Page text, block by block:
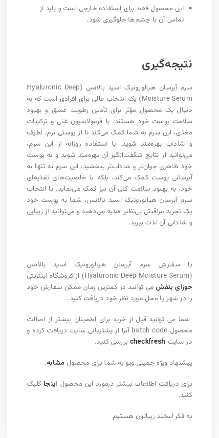
این محصول فقط برای استفاده خارجی است و باید از
تماس آن با چشم‌ها جلوگیری شود.
نتیجه‌گیری
سرم آبرسان هیالورونیک اسید بالانس (Hyaluronic Deep
Moisture Serum) یک انتخاب عالی برای افرادی است که به
دنبال یک محصول مؤثر برای تأمین رطوبت عمیق و بهبود
سلامت پوست خود هستند. با فرمولاسیون غنی و ترکیبات
مغذی، این سرم به شما کمک می‌کند تا از پوستی نرم، لطیف
و شاداب بهره‌مند شوید. با استفاده روزانه از این سرم،
می‌توانید از نتایج شگفت‌انگیز آن بهره‌مند شوید و به پوست
خود ظاهری جوان‌تر و شاداب‌تر ببخشید. این سرم نه تنها به
آبرسانی پوست کمک می‌کند، بلکه با خاصیت‌های تغذیه‌ای
خود، به بهبود سلامت کلی آن نیز کمک می‌نماید. با انتخاب
سرم آبرسان هیالورونیک اسید بالانس، شما به پوست خود
یک تجربه مراقبتی بی‌نظیر هدیه می‌دهید و می‌توانید از زیبایی
و شادابی آن لذت ببرید.
با سفارش سرم آبرسان هیالورونیک اسید بالانس
(Hyaluronic Deep Moisture Serum)
از فروشگاه اینترنتی
جوزای بنفش می توانید در کمترین زمان ممکن سفارش خود
را در شهر یا محل مورد نظر خود دریافت کنید.
شما می توانید قبل از خرید برای اطمینان بیشتر از اصالت
محصول batch codeآنرا از پشتیبانی سایت دریافت کرده و
در سایت checkfresh بررسی کنید.
پیشنهاد ویژه جمینی ویو به شما برای محصول مشابه.
برای دریافت اطلاعات بیشتر درمورد این محصول اینجا کلیک
کنید.
به فکر لبخند زیباتون هستیم